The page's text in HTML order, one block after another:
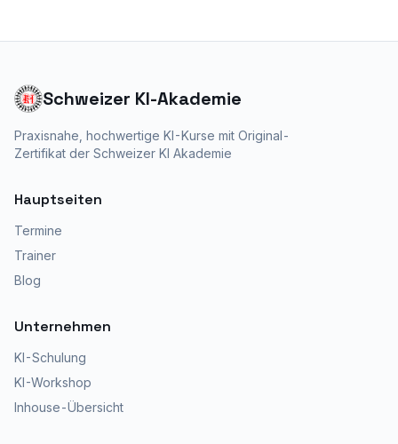
Schweizer KI-Akademie
Praxisnahe, hochwertige KI-Kurse mit Original-
Zertifikat der Schweizer KI Akademie
Hauptseiten
Termine
Trainer
Blog
Unternehmen
KI-Schulung
KI-Workshop
Inhouse-Übersicht